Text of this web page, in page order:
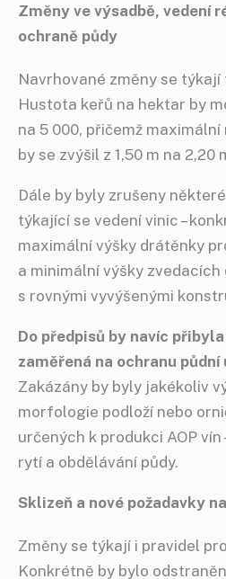
Změny ve výsadbě, vedení
ochraně půdy
Navrhované změny se
Hustota keřů na hektar by
na 5 000, přičemž
by se zvýšil z 1,50 m na 2,20
Dále by byly zrušeny
týkající se vedení vinic –
maximální výšky drátěnky
a minimální výšky
s rovnými vyvýšenými
Do předpisů by navíc
zaměřená na ochranu
Zakázány by byly jakékoliv
morfologie podloží nebo
určených k produkci AOP vín
rytí a obdělávání půdy.
Sklizeň a nové požadavky
Změny se týkají i pravidel
Konkrétně by bylo